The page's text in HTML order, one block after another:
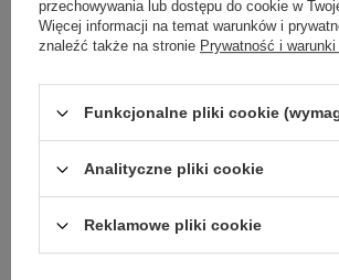
Polecamy
Zobacz wszystko
przechowywania lub dostępu do cookie w
Więcej informacji na temat warunków i
znaleźć także na stronie Prywatność i
Funkcjonalne pliki cookie
Analityczne pliki cookie
Reklamowe pliki cookie